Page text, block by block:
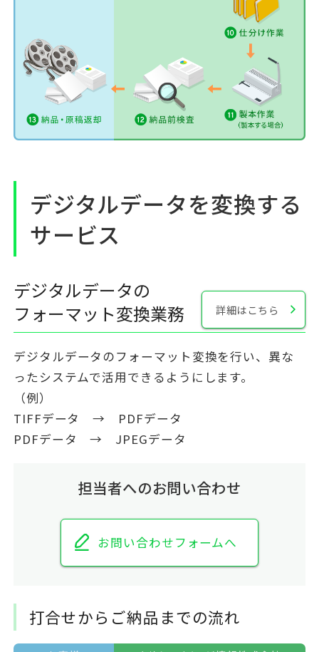
デジタルデータを変換する
サービス
デジタルデータの
フォーマット変換業務
詳細はこちら
デジタルデータのフォーマット変換を行い、異な
ったシステムで活用できるようにします。
（例）
TIFFデータ → PDFデータ
PDFデータ → JPEGデータ
担当者へのお問い合わせ
お問い合わせフォームへ
打合せからご納品までの流れ